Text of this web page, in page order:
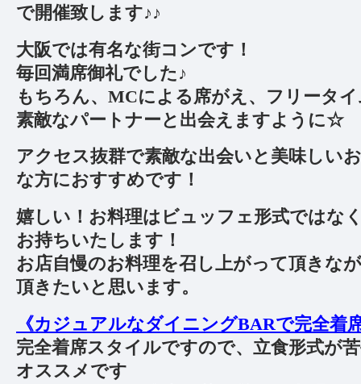
で開催致します♪♪
大阪では有名な街コンです！
毎回満席御礼でした♪
もちろん、MCによる席がえ、フリータ
素敵なパートナーと出会えますように☆
アクセス抜群で素敵な出会いと美味しい
な方におすすめです！
嬉しい！お料理はビュッフェ形式ではな
お持ちいたします！
お店自慢のお料理を召し上がって頂きな
頂きたいと思います。
《カジュアルなダイニングBARで完全着
完全着席スタイルですので、立食形式が
オススメです